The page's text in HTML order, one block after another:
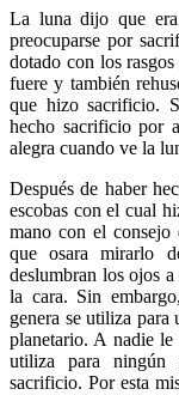
La luna dijo que era
preocuparse por
dotado con los
fuere y también
que hizo sacrificio.
hecho sacrificio por
alegra cuando ve la
Después de haber
escobas con el cual
mano con el consejo
que osara mirarlo
deslumbran los ojos
la cara. Sin
genera se utiliza
planetario. A nadie
utiliza para ningún
sacrificio. Por esta